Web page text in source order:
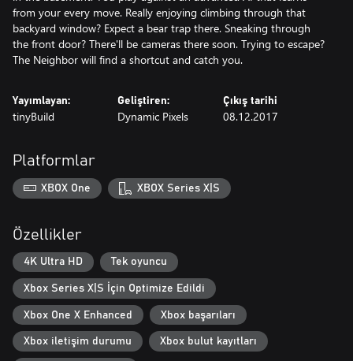
from your every move. Really enjoying climbing through that
backyard window? Expect a bear trap there. Sneaking through
the front door? There'll be cameras there soon. Trying to escape?
The Neighbor will find a shortcut and catch you.
Yayımlayan:
tinyBuild
Geliştiren:
Dynamic Pixels
Çıkış tarihi
08.12.2017
Platformlar
XBOX One XBOX Series X|S
Özellikler
4K Ultra HD Tek oyuncu
Xbox Series X|S İçin Optimize Edildi
Xbox One X Enhanced Xbox başarıları
Xbox iletişim durumu Xbox bulut kayıtları